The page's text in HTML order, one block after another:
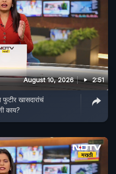
August 10, 2026 2:51
खासदारांचं
काय?